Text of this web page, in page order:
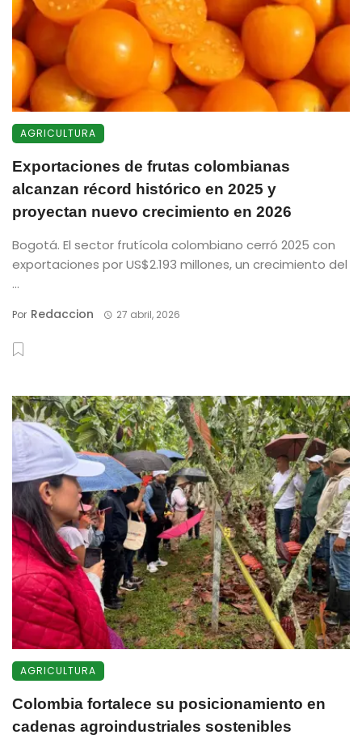
AGRICULTURA
Exportaciones de frutas colombianas
alcanzan récord histórico en 2025 y
proyectan nuevo crecimiento en 2026
Bogotá. El sector frutícola colombiano cerró 2025 con
exportaciones por US$2.193 millones, un crecimiento del
...
Por Redaccion 27 abril, 2026
AGRICULTURA
Colombia fortalece su posicionamiento en
cadenas agroindustriales sostenibles